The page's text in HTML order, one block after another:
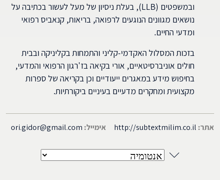
ובמשפטים (LLB), בעלת ניסיון של מעל לעשור בכתיבה על
נושאים מגוונים הנוגעים לרפואה, בריאות, קנאביס רפואי
ומדעי החיים.
בזכות המסלול האקדמי-קליני והתמחות בקליניקה ובבית
חולים אוניברסיטאיים, אורי בקיאה בז'רגון הרפואי והמדעי,
בחיפוש מידע במאגרים ייעודיים וכן בקריאה של ספרות
מקצועית ומחקרים מדעיים בעיניים ביקורתיות.
אתר: http://subtextmilim.co.il אימייל: ori.gidor@gmail.com